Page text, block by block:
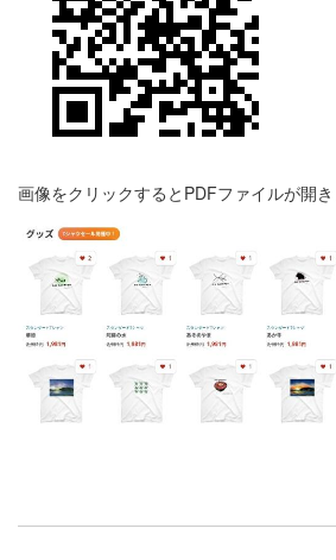
画像をクリックするとPDFファイルが開き